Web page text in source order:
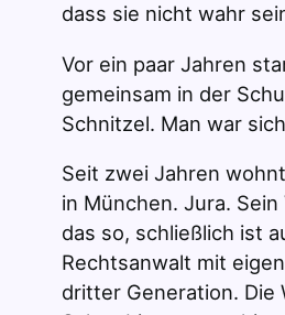
dass sie nicht wahr
Vor ein paar Jahren
gemeinsam in der
Schnitzel. Man war
Seit zwei Jahren
in München. Jura.
das so, schließlich ist
Rechtsanwalt mit
dritter Generation. Die